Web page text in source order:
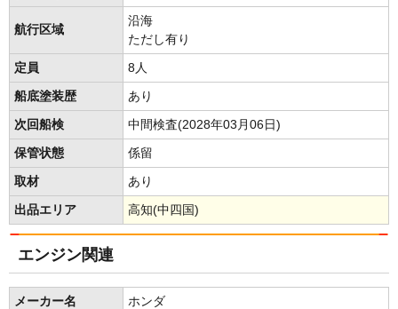
航行区域
沿海
ただし有り
定員 8人
船底塗装歴 あり
次回船検 中間検査(2028年03月06日)
保管状態 係留
取材 あり
出品エリア 高知(中四国)
エンジン関連
メーカー名 ホンダ